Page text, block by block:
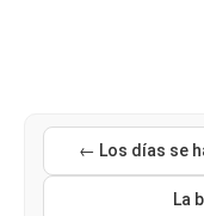
← Los días se
La